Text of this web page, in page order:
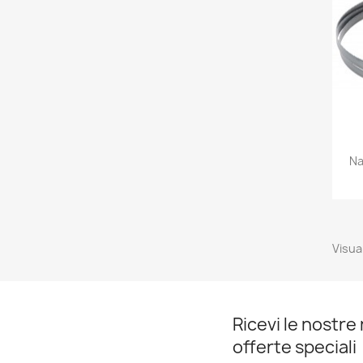
Ricevi le nostre
offerte speciali